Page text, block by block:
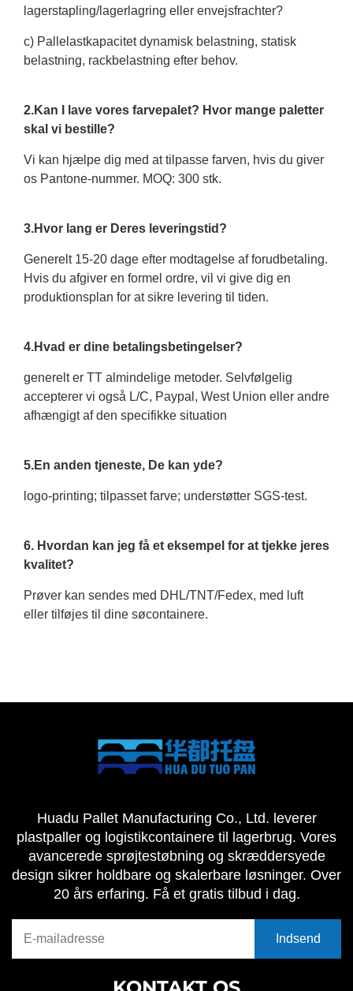
lagerstapling/lagerlagring eller envejsfrachter?
c) Pallelastkapacitet dynamisk belastning, statisk
belastning, rackbelastning efter behov.
2.Kan I lave vores farvepalet? Hvor mange paletter
skal vi bestille?
Vi kan hjælpe dig med at tilpasse farven, hvis du giver
os Pantone-nummer. MOQ: 300 stk.
3.Hvor lang er Deres leveringstid?
Generelt 15-20 dage efter modtagelse af forudbetaling.
Hvis du afgiver en formel ordre, vil vi give dig en
produktionsplan for at sikre levering til tiden.
4.Hvad er dine betalingsbetingelser?
generelt er TT almindelige metoder. Selvfølgelig
accepterer vi også L/C, Paypal, West Union eller andre
afhængigt af den specifikke situation
5.En anden tjeneste, De kan yde?
logo-printing; tilpasset farve; understøtter SGS-test.
6. Hvordan kan jeg få et eksempel for at tjekke jeres
kvalitet?
Prøver kan sendes med DHL/TNT/Fedex, med luft
eller tilføjes til dine søcontainere.
Huadu Pallet Manufacturing Co., Ltd. leverer
plastpaller og logistikcontainere til lagerbrug. Vores
avancerede sprøjtestøbning og skræddersyede
design sikrer holdbare og skalerbare løsninger. Over
20 års erfaring. Få et gratis tilbud i dag.